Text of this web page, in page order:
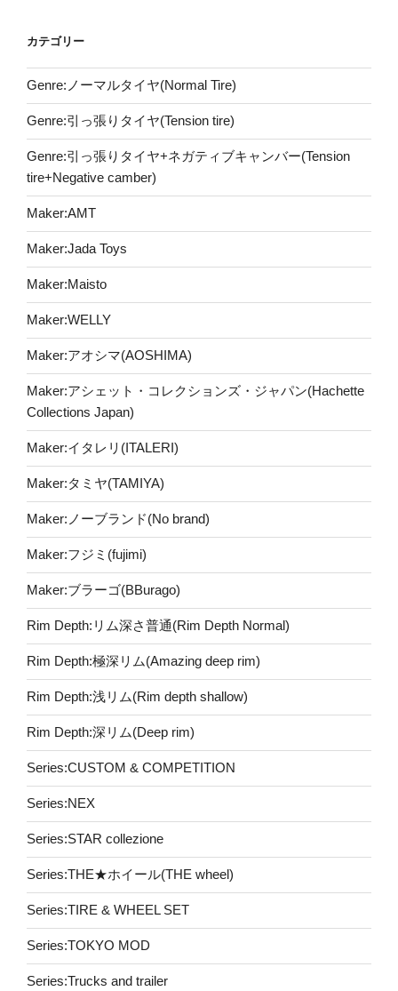
カテゴリー
Genre:ノーマルタイヤ(Normal Tire)
Genre:引っ張りタイヤ(Tension tire)
Genre:引っ張りタイヤ+ネガティブキャンバー(Tension
tire+Negative camber)
Maker:AMT
Maker:Jada Toys
Maker:Maisto
Maker:WELLY
Maker:アオシマ(AOSHIMA)
Maker:アシェット・コレクションズ・ジャパン(Hachette
Collections Japan)
Maker:イタレリ(ITALERI)
Maker:タミヤ(TAMIYA)
Maker:ノーブランド(No brand)
Maker:フジミ(fujimi)
Maker:ブラーゴ(BBurago)
Rim Depth:リム深さ普通(Rim Depth Normal)
Rim Depth:極深リム(Amazing deep rim)
Rim Depth:浅リム(Rim depth shallow)
Rim Depth:深リム(Deep rim)
Series:CUSTOM & COMPETITION
Series:NEX
Series:STAR collezione
Series:THE★ホイール(THE wheel)
Series:TIRE & WHEEL SET
Series:TOKYO MOD
Series:Trucks and trailer